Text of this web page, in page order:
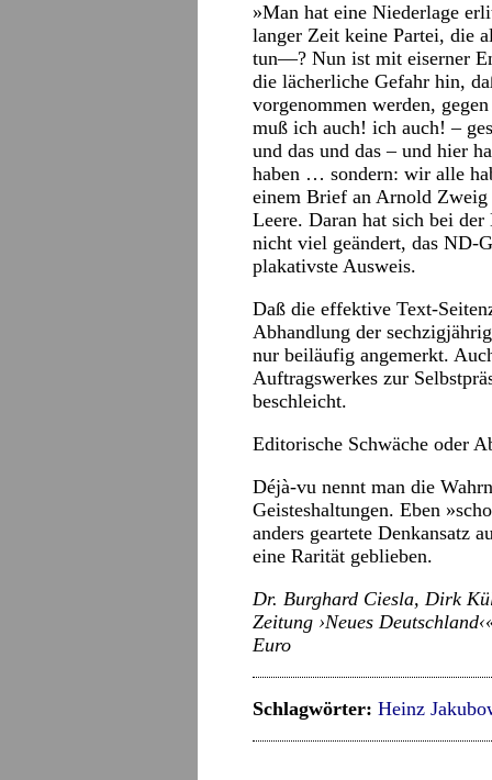
»Man hat eine Niederlage
langer Zeit keine Partei, die
tun—? Nun ist mit eiserner
die lächerliche Gefahr hin,
vorgenommen werden,
muß ich auch! ich auch! –
und das und das – und hier
haben … sondern: wir alle
einem Brief an Arnold Zweig
Leere. Daran hat sich bei der
nicht viel geändert, das ND-
plakativste Ausweis.
Daß die effektive Text-
Abhandlung der
nur beiläufig angemerkt.
Auftragswerkes zur
beschleicht.
Editorische Schwäche oder
Déjà-vu nennt man die
Geisteshaltungen. Eben
anders geartete Denkansatz
eine Rarität geblieben.
Dr. Burghard Ciesla, Dirk
Zeitung ›Neues
Euro
Schlagwörter: Heinz